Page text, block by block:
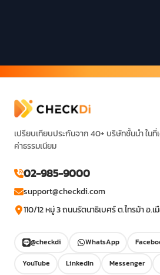
เปรียบเทียบประกันจาก 40+ บริษัทชั้นนำ ในที่
ค่าธรรมเนียม
02-985-9000
support@checkdi.com
110/12 หมู่ 3 ถนนรัตนาธิเบศร์ ต.ไทรม้า อ.
@checkdi WhatsApp
YouTube
LinkedIn Messenger